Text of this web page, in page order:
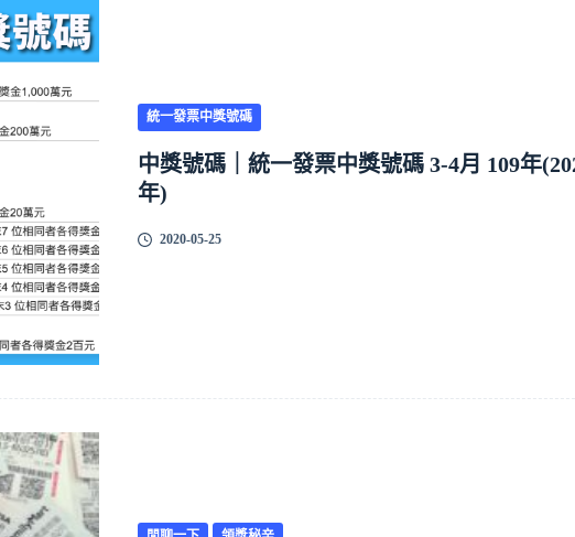
統一發票中獎號碼
中獎號碼｜統一發票中獎號碼 3-4月 109年
年)
2020-05-25